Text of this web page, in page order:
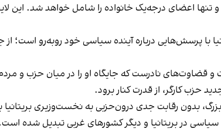
اعضای درجه‌یک خانواده را شامل خواهد شد. این
با پرسش‌هایی درباره آینده سیاسی خود روبه‌رو است؛ از
و قضاوت‌های نادرست که جایگاه او را در میان حزب و
حزب کارگر، از قدرت کنار برود.
بدون رقابت جدی درون‌حزبی به نخست‌وزیری بریتانیا
در بریتانیا و دیگر کشورهای غربی تبدیل شده